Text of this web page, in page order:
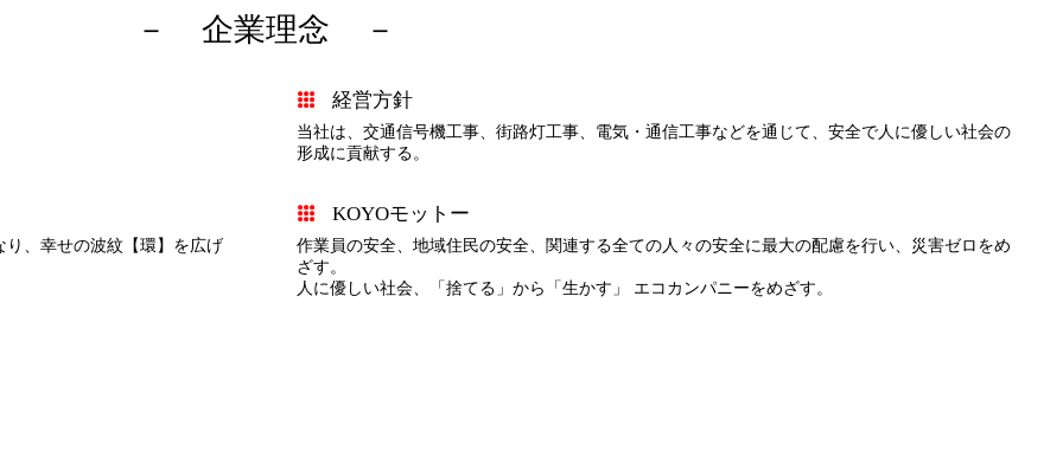
企業理念
経営方針
当社は、交通信号機工事、街路灯工事、電気・通信工事などを通じて、安全で人に優しい社会の
形成に貢献する。
、幸せの波紋【環】を広げ
KOYOモットー
作業員の安全、地域住民の安全、関連する全ての人々の安全に最大の配慮を行い、災害ゼロをめ
ざす。
人に優しい社会、「捨てる」から「生かす」 エコカンパニーをめざす。